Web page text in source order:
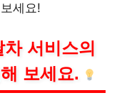
세요!
서비스의
보세요.